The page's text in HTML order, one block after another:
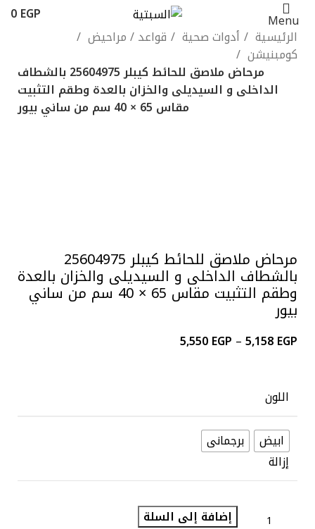
Menu
0EGP
الرئيسية
أدوات صحية
قواعد / مراحيض
كومبنيشن
مرحاض ملاصق للحائط كيبلر 25604975 بالشطاف
الداخلى و السيديلى والخزان بالعدة وطقم التثبيت
مقاس 65 × 40 سم من ساني بيور
مرحاض ملاصق للحائط كيبلر 25604975
بالشطاف الداخلى و السيديلى والخزان بالعدة
وطقم التثبيت مقاس 65 × 40 سم من ساني
بيور
5,158EGP
–
5,550EGP
اللون
ابيض
برجمانى
إزالة
إضافة إلى السلة